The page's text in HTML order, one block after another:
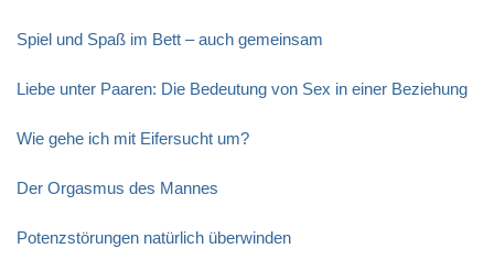
Spiel und Spaß im Bett – auch gemeinsam
Liebe unter Paaren: Die Bedeutung von Sex in einer Beziehung
Wie gehe ich mit Eifersucht um?
Der Orgasmus des Mannes
Potenzstörungen natürlich überwinden